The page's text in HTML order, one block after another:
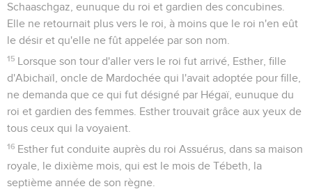
Schaaschgaz, eunuque du roi et gardien des concubines.
Elle ne retournait plus vers le roi, à moins que le roi n'en eût
le désir et qu'elle ne fût appelée par son nom.
15 Lorsque son tour d'aller vers le roi fut arrivé, Esther, fille
d'Abichaïl, oncle de Mardochée qui l'avait adoptée pour fille,
ne demanda que ce qui fut désigné par Hégaï, eunuque du
roi et gardien des femmes. Esther trouvait grâce aux yeux de
tous ceux qui la voyaient.
16 Esther fut conduite auprès du roi Assuérus, dans sa maison
royale, le dixième mois, qui est le mois de Tébeth, la
septième année de son règne.